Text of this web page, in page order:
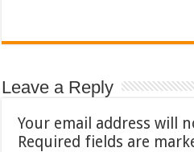
Leave a Reply
Your email address will
Required fields are